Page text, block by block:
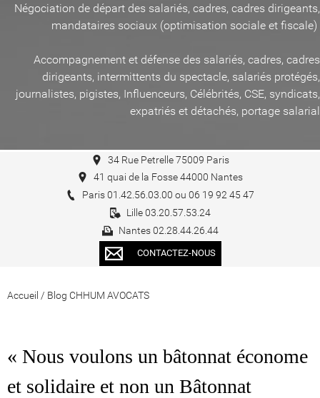
Négociation de départ des salariés, cadres, cadres dirigeants,
mandataires sociaux (optimisation sociale et fiscale)
Accompagnement et défense des salariés, cadres, cadres
dirigeants, intermittents du spectacle, salariés protégés,
journalistes, pigistes, Influenceurs, Célébrités, CSE, syndicats,
expatriés et détachés, portage salarial
34 Rue Petrelle 75009 Paris
41 quai de la Fosse 44000 Nantes
Paris 01.42.56.03.00 ou 06 19 92 45 47
Lille 03.20.57.53.24
Nantes 02.28.44.26.44
CONTACTEZ-NOUS
Accueil / Blog CHHUM AVOCATS
« Nous voulons un bâtonnat économe
et solidaire et non un Bâtonnat